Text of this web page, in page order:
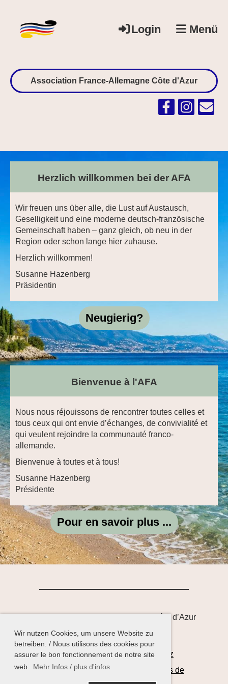
Wir nutzen Cookies, um unsere Website zu
betreiben. / Nous utilisons des cookies pour
assurer le bon fonctionnement de notre site
web.
Mehr Infos / plus d'infos
Login Menü
Association France-Allemagne Côte d'Azur
Herzlich willkommen bei der AFA
Wir freuen uns über alle, die Lust auf Austausch,
Geselligkeit und eine moderne deutsch-französische
Gemeinschaft haben – ganz gleich, ob neu in der
Region oder schon lange hier zuhause.
Herzlich willkommen!
Susanne Hazenberg
Präsidentin
Neugierig?
Bienvenue à l'AFA
Nous nous réjouissons de rencontrer toutes celles et
tous ceux qui ont envie d’échanges, de convivialité et
qui veulent rejoindre la communauté franco-
allemande.
Bienvenue à toutes et à tous!
Susanne Hazenberg
Présidente
Pour en savoir plus ...
© Association France-Allemagne Côte d’Azur
Impressum Satzung Datenschutz
Mentions Legales
Politiques de
confidentialité